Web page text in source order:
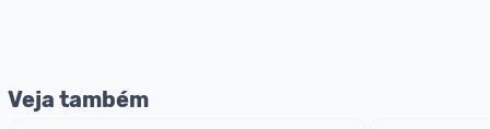
Veja também